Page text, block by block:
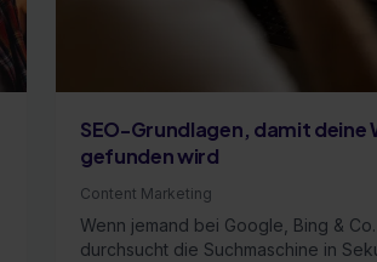
SEO-Grundlagen, damit deine
gefunden wird
Content Marketing
Wenn jemand bei Google, Bing &
durchsucht die Suchmaschine in